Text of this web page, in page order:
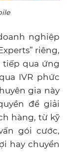
nghiệp
riêng,
tiếp qua ứng
IVR phức
gia này
để giải
hàng, từ kỹ
gói cước,
hay chuyển